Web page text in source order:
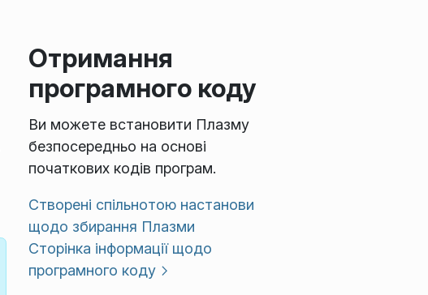
Отримання
програмного коду
Ви можете встановити Плазму
безпосередньо на основі
початкових кодів програм.
Створені спільнотою настанови
щодо збирання Плазми
Сторінка інформації щодо
програмного коду